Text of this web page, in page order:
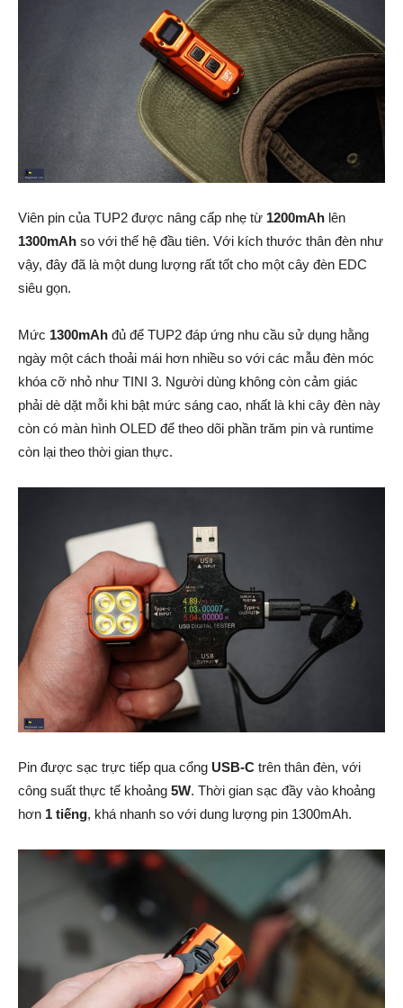
Viên pin của TUP2 được nâng cấp nhẹ từ 1200mAh lên
1300mAh so với thế hệ đầu tiên. Với kích thước thân đèn như
vậy, đây đã là một dung lượng rất tốt cho một cây đèn EDC
siêu gọn.
Mức 1300mAh đủ để TUP2 đáp ứng nhu cầu sử dụng hằng
ngày một cách thoải mái hơn nhiều so với các mẫu đèn móc
khóa cỡ nhỏ như TINI 3. Người dùng không còn cảm giác
phải dè dặt mỗi khi bật mức sáng cao, nhất là khi cây đèn này
còn có màn hình OLED để theo dõi phần trăm pin và runtime
còn lại theo thời gian thực.
Pin được sạc trực tiếp qua cổng USB-C trên thân đèn, với
công suất thực tế khoảng 5W. Thời gian sạc đầy vào khoảng
hơn 1 tiếng, khá nhanh so với dung lượng pin 1300mAh.